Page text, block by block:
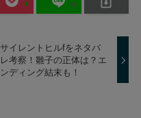
サイレントヒルfをネタバ
レ考察！雛子の正体は？エ
ンディング結末も！